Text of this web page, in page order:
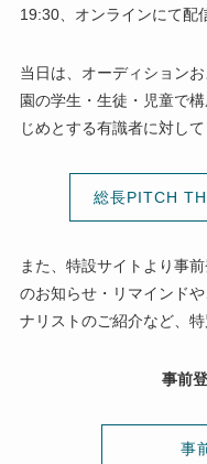
19:30、オンラインにて配
当日は、オーディション
園の学生・生徒・児童で
じめとする有識者に対して
総長PITCH
また、特設サイトより事
のお知らせ・リマインド
ナリストのご紹介など、
事前
事